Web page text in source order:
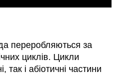
переробляються за
циклів. Цикли
так і абіотичні частини